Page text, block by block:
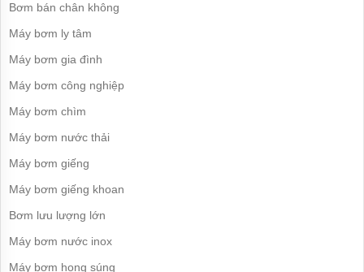
bơm
thải
Máy
giếng
Máy
bơm
giếng
khoan
Bơm
lượng
Bơm bán chân không
Máy bơm ly tâm
Máy bơm gia đình
Máy bơm công nghiệp
Máy bơm chìm
Máy bơm nước thải
Máy bơm giếng
Máy bơm giếng khoan
Bơm lưu lượng lớn
Máy bơm nước inox
Máy bơm họng súng